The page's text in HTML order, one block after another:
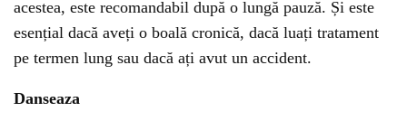
acestea, este recomandabil după o lungă pauză. Și este
esențial dacă aveți o boală cronică, dacă luați tratament
pe termen lung sau dacă ați avut un accident.
Danseaza